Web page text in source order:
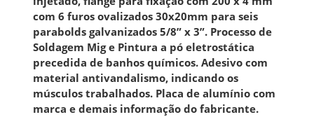
com 6 furos ovalizados 30x20mm para seis
parabolds galvanizados 5/8” x 3”. Processo de
Soldagem Mig e Pintura a pó eletrostática
precedida de banhos químicos. Adesivo com
material antivandalismo, indicando os
músculos trabalhados. Placa de alumínio com
marca e demais informação do fabricante.